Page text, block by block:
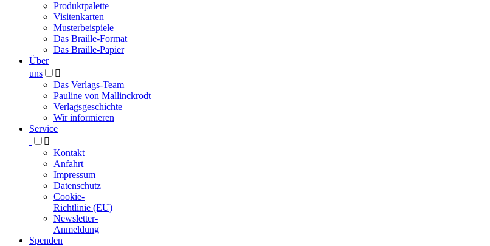
Produktpalette
Visitenkarten
Musterbeispiele
Das Braille-Format
Das Braille-Papier
Über
uns

Das Verlags-Team
Pauline von Mallinckrodt
Verlagsgeschichte
Wir informieren
Service

Kontakt
Anfahrt
Impressum
Datenschutz
Cookie-
Richtlinie (EU)
Newsletter-
Anmeldung
Spenden